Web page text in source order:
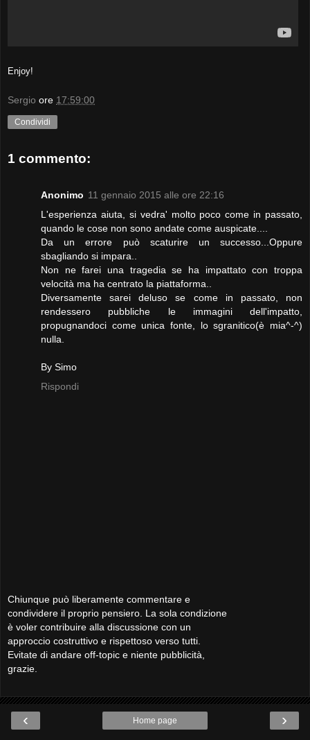
Enjoy!
Sergio ore 17:59:00
Condividi
1 commento:
Anonimo 11 gennaio 2015 alle ore 22:16
L'esperienza aiuta, si vedra' molto poco come in passato,
quando le cose non sono andate come auspicate....
Da un errore può scaturire un successo...Oppure
sbagliando si impara..
Non ne farei una tragedia se ha impattato con troppa
velocità ma ha centrato la piattaforma..
Diversamente sarei deluso se come in passato, non
rendessero pubbliche le immagini dell'impatto,
propugnandoci come unica fonte, lo sgranitico(è mia^-^)
nulla.
By Simo
Rispondi
Chiunque può liberamente commentare e
condividere il proprio pensiero. La sola condizione
è voler contribuire alla discussione con un
approccio costruttivo e rispettoso verso tutti.
Evitate di andare off-topic e niente pubblicità,
grazie.
‹ ›
Home page